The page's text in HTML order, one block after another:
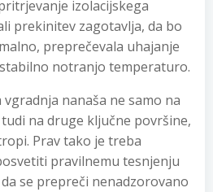
izolacijskega
prekinitev zagotavlja, da bo
preprečevala uhajanje
notranjo temperaturo.
nanaša ne samo na
na druge ključne površine,
Prav tako je treba
pravilnemu tesnjenju
se prepreči nenadzorovano